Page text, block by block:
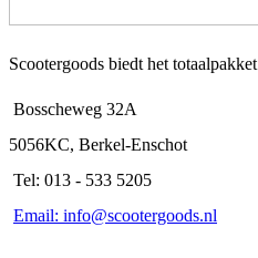
Scootergoods biedt het totaalpakket
Bosscheweg 32A
5056KC, Berkel-Enschot
Tel: 013 - 533 5205
Email: info@scootergoods.nl